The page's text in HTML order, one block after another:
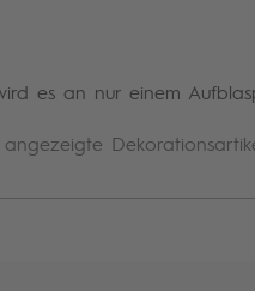
es an nur einem